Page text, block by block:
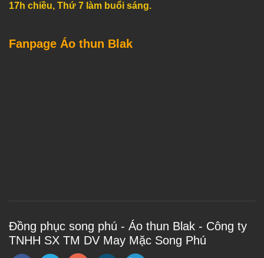
17h chiều, Thứ 7 làm buổi sáng.
Fanpage Áo thun Blak
Đồng phục song phú - Áo thun Blak - Công ty
TNHH SX TM DV May Mặc Song Phú